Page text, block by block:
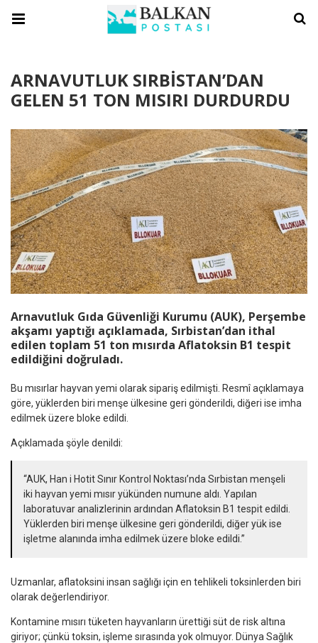
ARNAVUTLUK SIRBİSTAN’DAN
GELEN 51 TON MISIRI DURDURDU
Arnavutluk Gıda Güvenliği Kurumu (AUK), Perşembe
akşamı yaptığı açıklamada, Sırbistan’dan ithal
edilen toplam 51 ton mısırda Aflatoksin B1 tespit
edildiğini doğruladı.
Bu mısırlar hayvan yemi olarak sipariş edilmişti. Resmî açıklamaya
göre, yüklerden biri menşe ülkesine geri gönderildi, diğeri ise imha
edilmek üzere bloke edildi.
Açıklamada şöyle denildi:
“AUK, Han i Hotit Sınır Kontrol Noktası’nda Sırbistan menşeli
iki hayvan yemi mısır yükünden numune aldı. Yapılan
laboratuvar analizlerinin ardından Aflatoksin B1 tespit edildi.
Yüklerden biri menşe ülkesine geri gönderildi, diğer yük ise
işletme alanında imha edilmek üzere bloke edildi.”
Uzmanlar, aflatoksini insan sağlığı için en tehlikeli toksinlerden biri
olarak değerlendiriyor.
Kontamine mısırı tüketen hayvanların ürettiği süt de risk altına
giriyor; çünkü toksin, işleme sırasında yok olmuyor. Dünya Sağlık